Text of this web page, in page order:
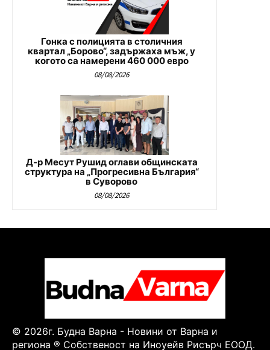
Гонка с полицията в столичния
квартал „Борово“, задържаха мъж, у
когото са намерени 460 000 евро
08/08/2026
Д-р Месут Рушид оглави общинската
структура на „Прогресивна България“
в Суворово
08/08/2026
© 2026г. Будна Варна - Новини от Варна и
региона ® Собственост на Иноуейв Рисърч ЕООД.